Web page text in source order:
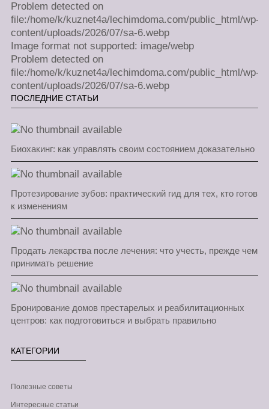
Problem detected on
file:/home/k/kuznet4a/lechimdoma.com/public_html/wp-
content/uploads/2026/07/sa-6.webp
Image format not supported: image/webp
Problem detected on
file:/home/k/kuznet4a/lechimdoma.com/public_html/wp-
content/uploads/2026/07/sa-6.webp
ПОСЛЕДНИЕ СТАТЬИ
Биохакинг: как управлять своим состоянием доказательно
Протезирование зубов: практический гид для тех, кто готов
к изменениям
Продать лекарства после лечения: что учесть, прежде чем
принимать решение
Бронирование домов престарелых и реабилитационных
центров: как подготовиться и выбрать правильно
КАТЕГОРИИ
Полезные советы
Интересные статьи